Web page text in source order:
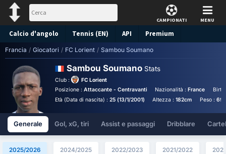
CAMPIONATI MENU
Calcio d'angolo Tennis (EN) API Premium
Pronostico
Francia / Giocatori / FC Lorient / Sambou Soumano
Sambou Soumano Stats
Club :
FC Lorient
Posizione : Attaccante - Centravanti Nazionalità :France
Età (Data di nascita) : 25 (13/1/2001) Altezza :182cm Peso :
Generale Gol, xG, tiri Assist e passaggi Dribblare
2025/2026 2024/2025 2022/2023 2021/2022